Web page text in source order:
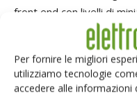
Per fornire le migliori
utilizziamo tecnologie
accedere alle informazioni
front end con livelli di
l'esperienza Microsemi
amplificatori e dei
di amplificatori con
efficienza al vertice del